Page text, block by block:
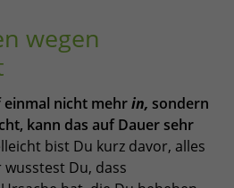
wegen
einmal nicht mehrin, sondern
kann das auf Dauer sehr
bist Du kurz davor, alles
Du, dass